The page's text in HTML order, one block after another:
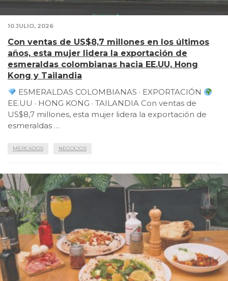
10 JULIO, 2026
Con ventas de US$8,7 millones en los últimos
años, esta mujer lidera la exportación de
esmeraldas colombianas hacia EE.UU, Hong
Kong y Tailandia
ESMERALDAS COLOMBIANAS · EXPORTACIÓN
EE.UU · HONG KONG · TAILANDIA Con ventas de
US$8,7 millones, esta mujer lidera la exportación de
esmeraldas …
MERCADOS NEGOCIOS